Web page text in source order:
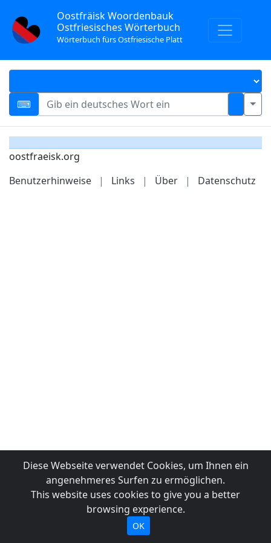
Oostfräisk Woordenbauk
Ostfriesisches Wörterbuch
Wörterbuch fürs Ostfriesische Platt
oostfraeisk.org
Benutzerhinweise
| Links | Über | Datenschutz
Diese Webseite verwendet Cookies, um Ihnen ein
angenehmeres Surfen zu ermöglichen.
This website uses cookies to give you a better
browsing experience.
OK